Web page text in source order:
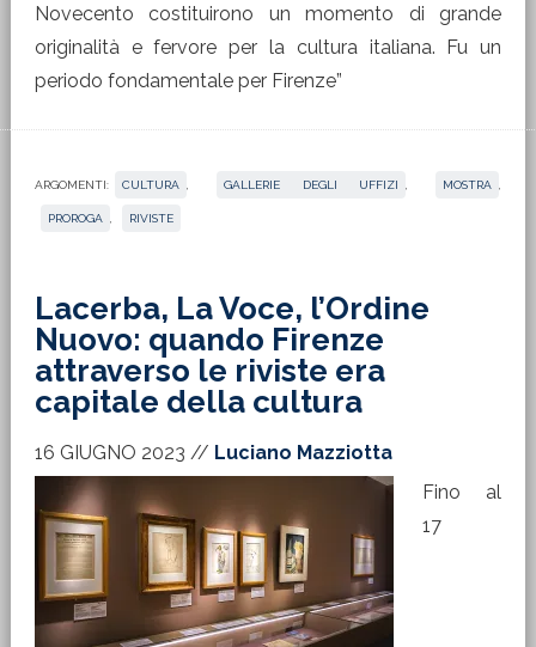
Novecento costituirono un momento di grande
originalità e fervore per la cultura italiana. Fu un
periodo fondamentale per Firenze”
ARGOMENTI: CULTURA GALLERIE DEGLI UFFIZI MOSTRA
PROROGA RIVISTE
Lacerba, La Voce, l’Ordine
Nuovo: quando Firenze
attraverso le riviste era
capitale della cultura
16 GIUGNO 2023 // Luciano Mazziotta
Fino al
17